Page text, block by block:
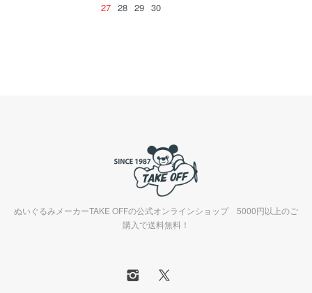
27 28 29 30
ぬいぐるみメーカーTAKE OFFの公式オンラインショップ 5000円以上のご
購入で送料無料！